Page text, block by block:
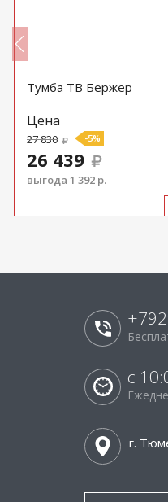
Тумба ТВ Бержер
Цена
27 830 -5%
26 439
выгода 1 392 р.
с
г.